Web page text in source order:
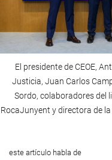
El presidente de CEOE,
Justicia, Juan Carlos
Sordo, colaboradores del
RocaJunyent y directora de
este artículo habla de